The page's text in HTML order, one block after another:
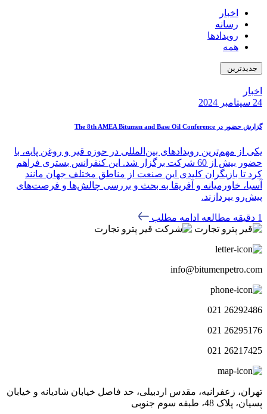
اخبار
رسانه
رویدادها
همه
جدیدترین
اخبار
24 سپتامبر 2024
گزارش حضور در The 8th AMEA Bitumen and Base Oil Conference
یکی از مهم‌ترین رویدادهای بین‌المللی در حوزه قیر و روغن پایه، با
حضور بیش از 60 شرکت برگزار شد. این کنفرانس بستری فراهم
کرد تا بازیگران کلیدی این صنعت از مناطق مختلف جهان مانند
آسیا، خاورمیانه و آفریقا به بحث و بررسی چالش‌ها و فرصت‌های
پیش‌رو بپردازند.
1 دقیقه مطالعه ادامه مطلب
info@bitumenpetro.com
26292486 021
26295176 021
26217425 021
تهران، زعفرانیه، مقدس اردبیلی، حد فاصل خیابان شادیانه و خیابان
پسیان، پلاک 48، طبقه سوم جنوبی